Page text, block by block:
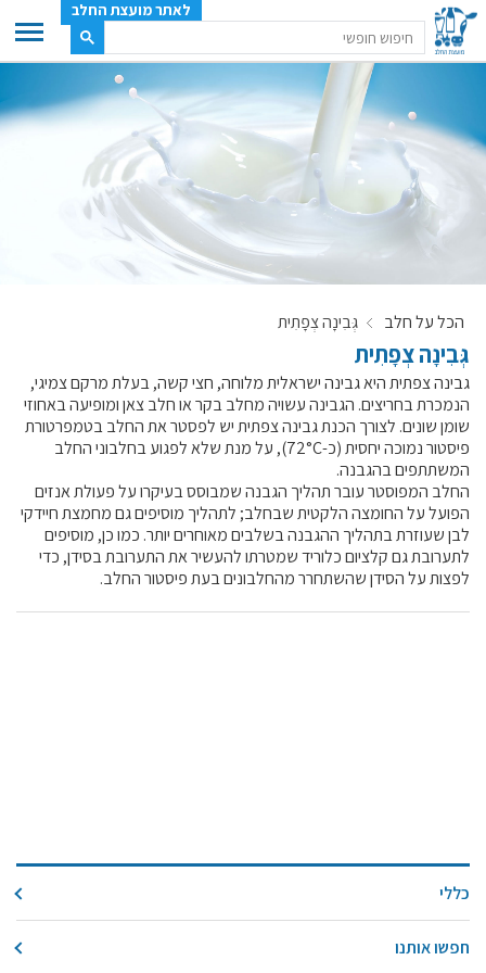
ענף החלב
מועצת החלב
משק החלב
תעשיית החלב
רשימת המחלבות
לאתר יצרני החלב
מחלקות המועצה, עיקרי עיסוקן
מפת הרפתות, הדירים והמחלבות
רשימת טלפונים – מועצת החלב
קול קורא ליצרנים חדשים – בקר / עיזים / כבשים
מכרזים
דרושים
שעת סיפור
ראיונות
ערוץ היו-טיוב שלנו
לאתר מועצת החלב
הכל על חלב גְּבִינָה צְפָתִית
גְּבִינָה צְפָתִית
גבינה צפתית היא גבינה ישראלית מלוחה, חצי קשה, בעלת מרקם צמיגי,
הנמכרת בחריצים. הגבינה עשויה מחלב בקר או חלב צאן ומופיעה באחוזי
שומן שונים. לצורך הכנת גבינה צפתית יש לפסטר את החלב בטמפרטורת
פיסטור נמוכה יחסית (כ-72°C), על מנת שלא לפגוע בחלבוני החלב
המשתתפים בהגבנה.
החלב המפוסטר עובר תהליך הגבנה שמבוסס בעיקרו על פעולת אנזים
הפועל על החומצה הלקטית שבחלב; לתהליך מוסיפים גם מחמצת חיידקי
לבן שעוזרת בתהליך ההגבנה בשלבים מאוחרים יותר. כמו כן, מוסיפים
לתערובת גם קלציום כלוריד שמטרתו להעשיר את התערובת בסידן, כדי
לפצות על הסידן שהשתחרר מהחלבונים בעת פיסטור החלב.
כללי
חפשו אותנו